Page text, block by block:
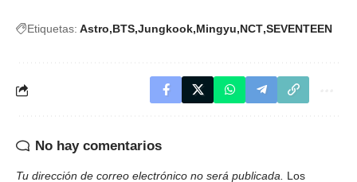
Etiquetas: Astro BTS Jungkook Mingyu NCT SEVENTEEN
No hay comentarios
Tu dirección de correo electrónico no será publicada.
Los